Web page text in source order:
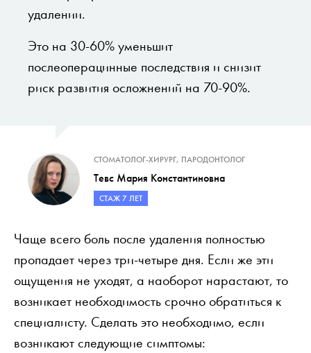
удалении.
Это на 30-60% уменьшит
послеоперацинные последствия и снизит
риск развития осложнений на 70-90%.
СТОМАТОЛОГ-ХИРУРГ, ПАРОДОНТОЛОГ
Тевс Мария Константиновна
СТАЖ 7 ЛЕТ
Чаще всего боль после удаления полностью
пропадает через три-четыре дня. Если же эти
ощущения не уходят, а наоборот нарастают, то
возникает необходимость срочно обратиться к
специалисту. Сделать это необходимо, если
возникают следующие симптомы: